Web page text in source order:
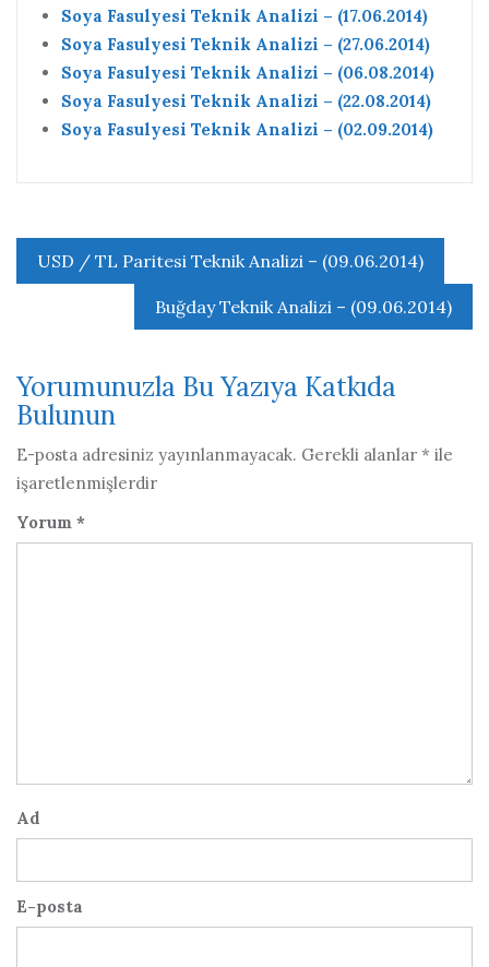
Soya Fasulyesi Teknik Analizi – (17.06.2014)
Soya Fasulyesi Teknik Analizi – (27.06.2014)
Soya Fasulyesi Teknik Analizi – (06.08.2014)
Soya Fasulyesi Teknik Analizi – (22.08.2014)
Soya Fasulyesi Teknik Analizi – (02.09.2014)
Yazı
gezinmesi
USD / TL Paritesi Teknik Analizi – (09.06.2014)
Buğday Teknik Analizi – (09.06.2014)
Yorumunuzla Bu Yazıya Katkıda
Bulunun
E-posta adresiniz yayınlanmayacak. Gerekli alanlar * ile
işaretlenmişlerdir
Yorum *
Ad
E-posta